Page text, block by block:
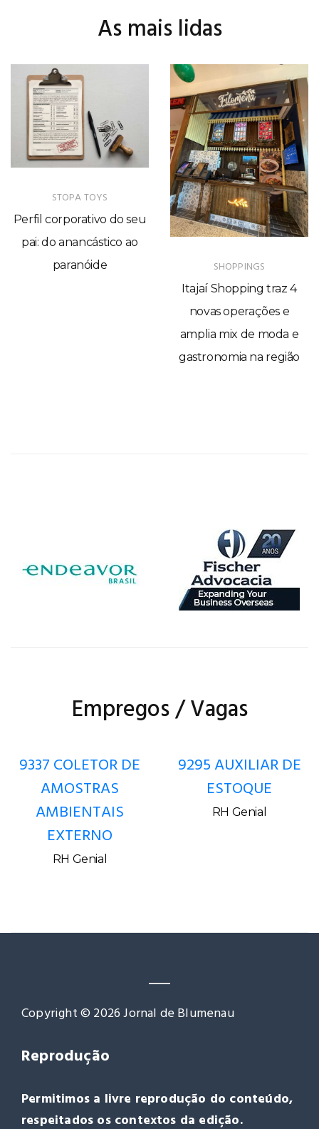
As mais lidas
STOPA TOYS
Perfil corporativo do seu
pai: do anancástico ao
paranóide
SHOPPINGS
Itajaí Shopping traz 4
novas operações e
amplia mix de moda e
gastronomia na região
Empregos / Vagas
9337 COLETOR DE
AMOSTRAS
AMBIENTAIS
EXTERNO
RH Genial
9295 AUXILIAR DE
ESTOQUE
RH Genial
Copyright © 2026 Jornal de Blumenau
Reprodução
Permitimos a livre reprodução do conteúdo,
respeitados os contextos da edição.